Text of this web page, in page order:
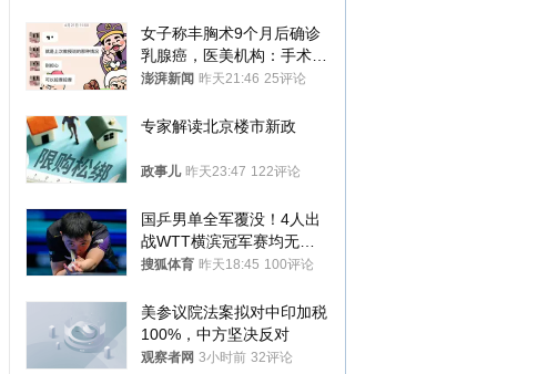
女子称丰胸术9个月后确诊
乳腺癌，医美机构：手术不
可能引发癌症，建议走司法
澎湃新闻 昨天21:46 25评论
专家解读北京楼市新政
政事儿 昨天23:47 122评论
国乒男单全军覆没！4人出
战WTT横滨冠军赛均无缘
八强
搜狐体育 昨天18:45 100评论
美参议院法案拟对中印加税
100%，中方坚决反对
观察者网 3小时前 32评论